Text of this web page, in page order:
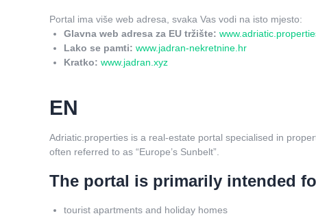
Portal ima više web adresa, svaka Vas vodi na isto mjesto:
Glavna web adresa za EU tržište:
Lako se pamti: www.jadran-nekretnine.hr
Kratko: www.jadran.xyz
EN
Adriatic.properties is a real-estate portal specialised in
often referred to as “Europe’s Sunbelt”.
The portal is primarily intended
tourist apartments and holiday homes